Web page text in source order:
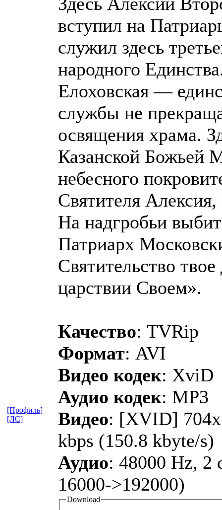
вступил на
служил здесь
народного
Елоховская —
службы не
освящения храма.
Казанской Божьей
небесного
Святителя
На надгробьи
Патриарх
Святительство
царствии Своем».
Качество: TVRip
Формат: AVI
Видео кодек: XviD
Аудио кодек: MP3
Видео: [XVID]
kbps (150.8 kbyte/s)
Аудио: 48000 Hz, 2
16000->192000)
Download
[Профиль]
[ЛС]